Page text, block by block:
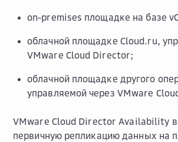
on-premises площадке на базе
облачной площадке Cloud.ru,
VMware Cloud Director;
облачной площадке другого
управляемой через VMware
VMware Cloud Director Availability
первичную репликацию данных на